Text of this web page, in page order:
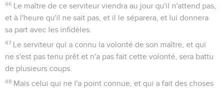
46 Le maître de ce serviteur viendra au jour qu'il n'attend pas,
et à l'heure qu'il ne sait pas, et il le séparera, et lui donnera
sa part avec les infidèles.
47 Le serviteur qui a connu la volonté de son maître, et qui
ne s'est pas tenu prêt et n'a pas fait cette volonté, sera battu
de plusieurs coups.
48 Mais celui qui ne l'a point connue, et qui a fait des choses